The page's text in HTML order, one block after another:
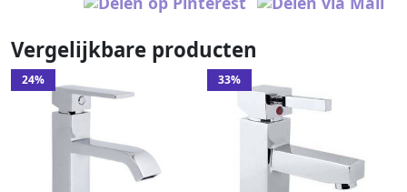
Vergelijkbare producten
24% 33%